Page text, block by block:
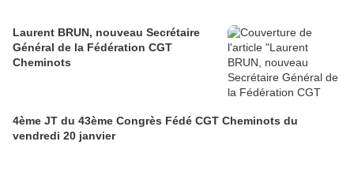
Laurent BRUN, nouveau Secrétaire
Général de la Fédération CGT
Cheminots
4ème JT du 43ème Congrès Fédé CGT Cheminots du
vendredi 20 janvier